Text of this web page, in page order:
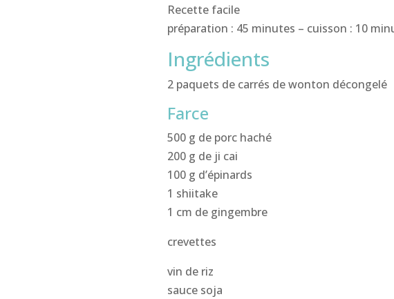
Recette facile
préparation : 45 minutes – cuisson : 10
Ingrédients
2 paquets de carrés de wonton décongelé
Farce
500 g de porc haché
200 g de ji cai
100 g d’épinards
1 shiitake
1 cm de gingembre
crevettes
vin de riz
sauce soja